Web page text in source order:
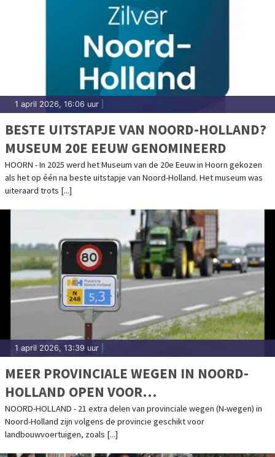
1 april 2026, 16:06 uur
BESTE UITSTAPJE VAN NOORD-HOLLAND?
MUSEUM 20E EEUW GENOMINEERD
HOORN - In 2025 werd het Museum van de 20e Eeuw in Hoorn gekozen
als het op één na beste uitstapje van Noord-Holland. Het museum was
uiteraard trots [...]
1 april 2026, 13:39 uur
MEER PROVINCIALE WEGEN IN NOORD-
HOLLAND OPEN VOOR
LANDBOUWVERKEER
NOORD-HOLLAND - 21 extra delen van provinciale wegen (N-wegen) in
Noord-Holland zijn volgens de provincie geschikt voor
landbouwvoertuigen, zoals [...]